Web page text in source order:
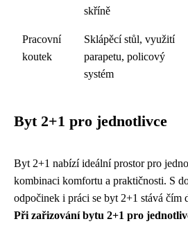
skříně
Pracovní
koutek
Sklápěcí stůl, využití
parapetu, policový
systém
Byt 2+1 pro jednotlivce
Byt 2+1 nabízí ideální prostor pro
kombinaci komfortu a praktičnosti. S
odpočinek i práci se byt 2+1 stává čím
Při zařizování bytu 2+1 pro